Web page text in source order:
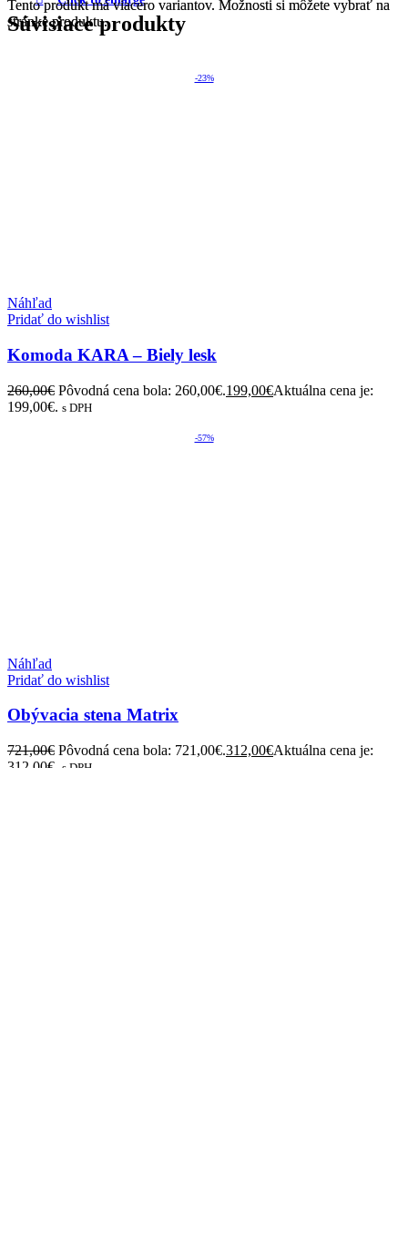
Súvisiace produkty
-23%
Náhľad
Pridať do wishlist
Komoda KARA – Biely lesk
260,00€ Pôvodná cena bola: 260,00€.199,00€Aktuálna cena je:
199,00€. s DPH
-57%
Náhľad
Pridať do wishlist
Obývacia stena Matrix
721,00€ Pôvodná cena bola: 721,00€.312,00€Aktuálna cena je:
312,00€. s DPH
Tento produkt má viacero variantov. Možnosti si môžete vybrať na
stránke produktu.
Tento produkt má viacero variantov. Možnosti si môžete vybrať na
stránke produktu.